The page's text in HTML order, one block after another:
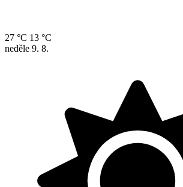
27 °C 13 °C
neděle 9. 8.